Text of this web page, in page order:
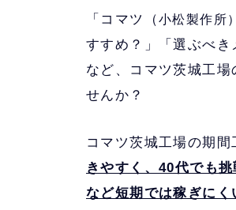
「コマツ（小松製作所
すすめ？」「選ぶべき
など、コマツ茨城工場
せんか？
コマツ茨城工場の期間
きやすく、40代でも
など短期では稼ぎにく